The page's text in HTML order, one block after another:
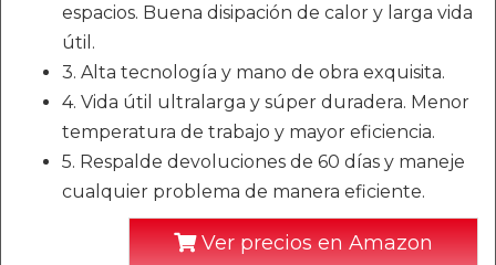
espacios. Buena disipación de calor y larga vida
útil.
3. Alta tecnología y mano de obra exquisita.
4. Vida útil ultralarga y súper duradera. Menor
temperatura de trabajo y mayor eficiencia.
5. Respalde devoluciones de 60 días y maneje
cualquier problema de manera eficiente.
Ver precios en Amazon